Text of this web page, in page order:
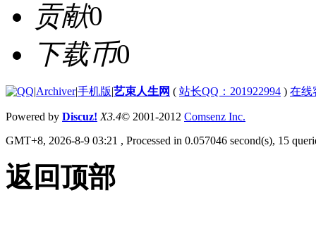
贡献0
下载币0
|Archiver|手机版|艺束人生网 ( 站长QQ：201922994 ) 在线
Powered by Discuz! X3.4© 2001-2012 Comsenz Inc.
GMT+8, 2026-8-9 03:21 , Processed in 0.057046 second(s), 15
返回顶部